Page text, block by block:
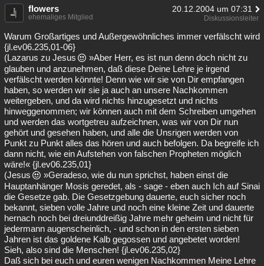
flowers 20.12.2004 um 07:31
ehemaliges Mitglied Diskussionsleiter
Warum Großartiges und Außergewöhnliches immer verfälscht wird
{jl.ev06.235,01-06}
(Lazarus zu Jesus
»Aber Herr, es ist nun denn doch nicht zu
glauben und anzunehmen, daß diese Deine Lehre je irgend
verfälscht werden könnte! Denn wie wir sie von Dir empfangen
haben, so werden wir sie ja auch an unsere Nachkommen
weitergeben, und da wird nichts hinzugesetzt und nichts
hinweggenommen; wir können auch mit dem Schreiben umgehen
und werden das wortgetreu aufzeichnen, was wir von Dir nun
gehört und gesehen haben, und alle die Unsrigen werden von
Punkt zu Punkt alles das hören und auch befolgen. Da begreife ich
dann nicht, wie ein Aufstehen von falschen Propheten möglich
wäre!« {jl.ev06.235,01}
(Jesus
»Geradeso, wie du nun sprichst, haben einst die
Hauptanhänger Mosis geredet, als - sage - eben auch Ich auf Sinai
die Gesetze gab. Die Gesetzgebung dauerte, euch sicher noch
bekannt, sieben volle Jahre und noch eine kleine Zeit und dauerte
hernach noch bei dreiunddreißig Jahre mehr geheim und nicht für
jedermann augenscheinlich, - und schon in den ersten sieben
Jahren ist das goldene Kalb gegossen und angebetet worden!
Sieh, also sind die Menschen! {jl.ev06.235,02}
Daß sich bei euch und euren wenigen Nachkommen Meine Lehre